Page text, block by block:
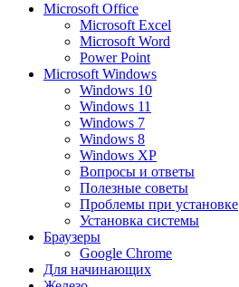
Microsoft Office
Microsoft Excel
Microsoft Word
Power Point
Microsoft Windows
Windows 10
Windows 11
Windows 7
Windows 8
Windows XP
Вопросы и ответы
Полезные советы
Проблемы при установке
Установка системы
Браузеры
Google Chrome
Для начинающих